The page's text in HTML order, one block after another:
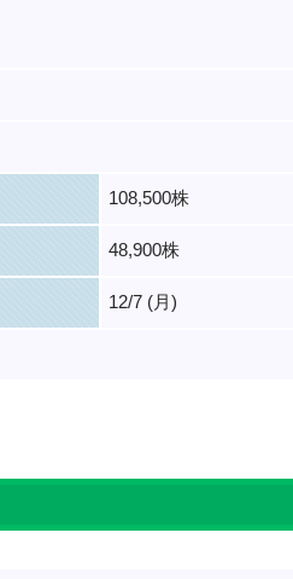
108,500株
48,900株
12/7 (月)